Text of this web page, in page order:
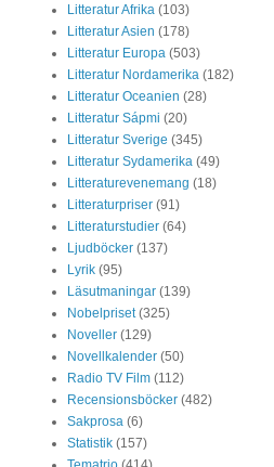
Litteratur Afrika (103)
Litteratur Asien (178)
Litteratur Europa (503)
Litteratur Nordamerika (182)
Litteratur Oceanien (28)
Litteratur Sápmi (20)
Litteratur Sverige (345)
Litteratur Sydamerika (49)
Litteraturevenemang (18)
Litteraturpriser (91)
Litteraturstudier (64)
Ljudböcker (137)
Lyrik (95)
Läsutmaningar (139)
Nobelpriset (325)
Noveller (129)
Novellkalender (50)
Radio TV Film (112)
Recensionsböcker (482)
Sakprosa (6)
Statistik (157)